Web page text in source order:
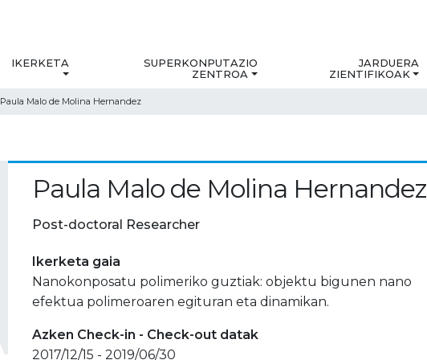
IKERKETA
SUPERKONPUTAZIO
ZENTROA
JARDUERA
ZIENTIFIKOAK
Paula Malo de Molina Hernandez
Paula Malo de Molina Hernandez
Post-doctoral Researcher
Ikerketa gaia
Nanokonposatu polimeriko guztiak: objektu bigunen nano
efektua polimeroaren egituran eta dinamikan.
Azken Check-in - Check-out datak
2017/12/15 - 2019/06/30